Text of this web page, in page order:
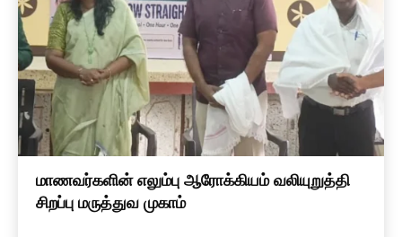
மாணவர்களின் எலும்பு ஆரோக்கியம் வலியுறுத்தி
சிறப்பு மருத்துவ முகாம்